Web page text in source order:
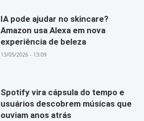
IA pode ajudar no skincare?
Amazon usa Alexa em nova
experiência de beleza
13/05/2026 - 13:09
Spotify vira cápsula do tempo e
usuários descobrem músicas que
ouviam anos atrás